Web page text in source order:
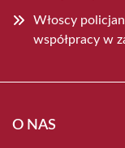
Włoscy
współpracy w
O NAS